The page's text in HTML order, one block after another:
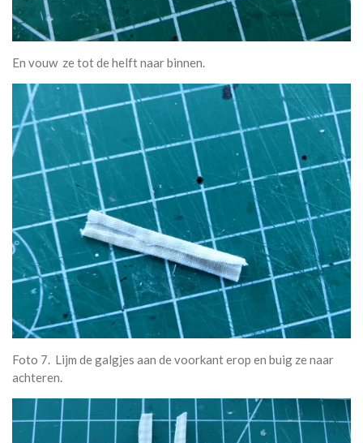
En vouw ze tot de helft naar binnen.
Foto 7. Lijm de galgjes aan de voorkant erop en buig ze naar
achteren.